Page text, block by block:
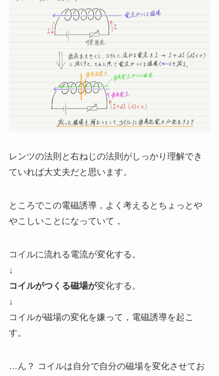
レンツの法則と右ねじの法則がしっかり理解でき
ていれば大丈夫だと思います。
ところでこの電磁誘導，よく考えるとちょっとや
やこしいことになっていて，
コイルに流れる電流が変化する。
↓
コイルがつくる磁場が変化する。
↓
コイルが磁場の変化を嫌って，電磁誘導を起こ
す。
…ん？ コイルは自分で自分の磁場を変化させてお